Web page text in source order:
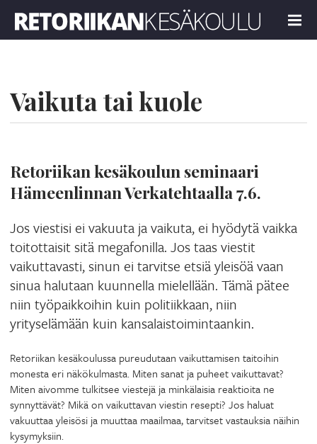
MENU
Vaikuta tai kuole
Retoriikan kesäkoulun seminaari
Hämeenlinnan Verkatehtaalla 7.6.
Jos viestisi ei vakuuta ja vaikuta, ei hyödytä vaikka
toitottaisit sitä megafonilla. Jos taas viestit
vaikuttavasti, sinun ei tarvitse etsiä yleisöä vaan
sinua halutaan kuunnella mielellään. Tämä pätee
niin työpaikkoihin kuin politiikkaan, niin
yrityselämään kuin kansalaistoimintaankin.
Retoriikan kesäkoulussa pureudutaan vaikuttamisen taitoihin
monesta eri näkökulmasta. Miten sanat ja puheet vaikuttavat?
Miten aivomme tulkitsee viestejä ja minkälaisia reaktioita ne
synnyttävät? Mikä on vaikuttavan viestin resepti? Jos haluat
vakuuttaa yleisösi ja muuttaa maailmaa, tarvitset vastauksia näihin
kysymyksiin.